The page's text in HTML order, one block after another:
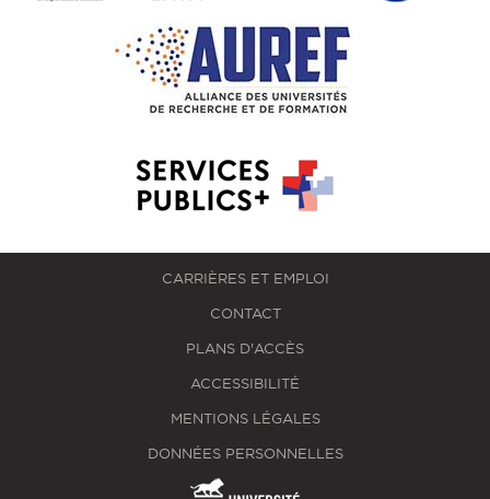
CARRIÈRES ET EMPLOI
CONTACT
PLANS D'ACCÈS
ACCESSIBILITÉ
MENTIONS LÉGALES
DONNÉES PERSONNELLES